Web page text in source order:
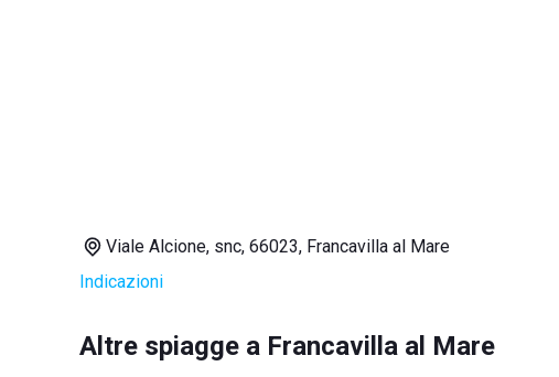
Viale Alcione, snc, 66023, Francavilla al Mare
Indicazioni
Altre spiagge a Francavilla al Mare